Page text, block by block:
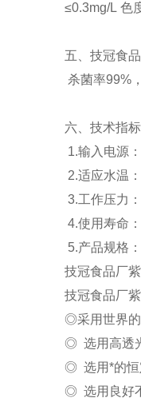
≤0.3mg/L 色
五、技冠食
杀菌率99%
六、 技术指标
1.输入电源
2.适应水温
3.工作压力
4.使用寿命
5.产品规格
技冠食品厂
技冠食品厂
◎采用世界的
◎ 选用高透
◎ 选用*的恒
◎ 选用良好